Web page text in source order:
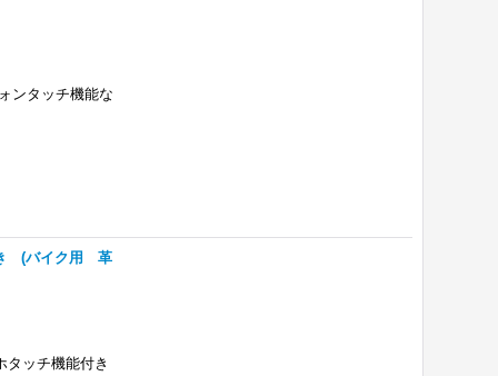
ンタッチ機能な
(バイク用 革
タッチ機能付き